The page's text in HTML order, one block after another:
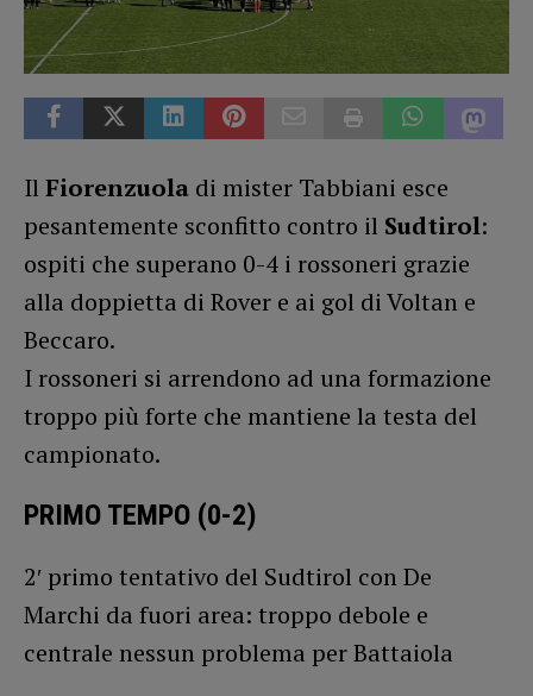
Il Fiorenzuola di mister Tabbiani esce
pesantemente sconfitto contro il Sudtirol:
ospiti che superano 0-4 i rossoneri grazie
alla doppietta di Rover e ai gol di Voltan e
Beccaro.
I rossoneri si arrendono ad una formazione
troppo più forte che mantiene la testa del
campionato.
PRIMO TEMPO (0-2)
2′ primo tentativo del Sudtirol con De
Marchi da fuori area: troppo debole e
centrale nessun problema per Battaiola